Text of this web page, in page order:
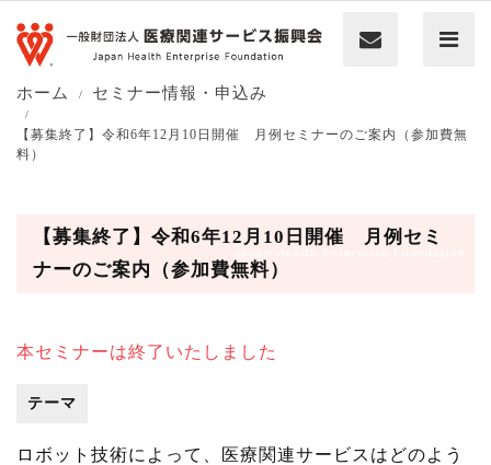
ホーム セミナー情報・申込み
【募集終了】令和6年12月10日開催 月例セミナーのご案内（参加費無
料）
【募集終了】令和6年12月10日開催 月例セミ
ナーのご案内（参加費無料）
本セミナーは終了いたしました
テーマ
ロボット技術によって、医療関連サービスはどのよう